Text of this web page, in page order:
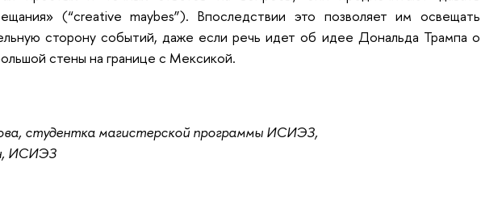
(“creative maybes”). Впоследствии это позволяет им освещать
сторону событий, даже если речь идет об идее Дональда Трампа о
стены на границе с Мексикой.
студентка магистерской программы ИСИЭЗ,
ИСИЭЗ